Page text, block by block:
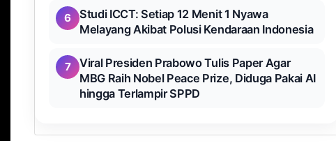
6
Studi ICCT: Setiap 12 Menit 1 Nyawa
Melayang Akibat Polusi Kendaraan Indonesia
7
Viral Presiden Prabowo Tulis Paper Agar
MBG Raih Nobel Peace Prize, Diduga Pakai AI
hingga Terlampir SPPD